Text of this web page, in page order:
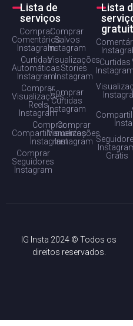
Lista de
serviços
Comprar
Comentários
Instagram
Comprar
Salvos
Instagram
Curtidas
Automáticas
Instagram
Visualizações
Stories
Instagram
Comprar
Visualizações
Reels
Instagram
Comprar
Curtidas
Instagram
Comprar
Compartilhamentos
Instagram
Comprar
Visualizações
Instagram
Comprar
Seguidores
Instagram
Lista
Curtidas
Instagram
Grátis
IG Insta 2024 © Todos os
direitos reservados.